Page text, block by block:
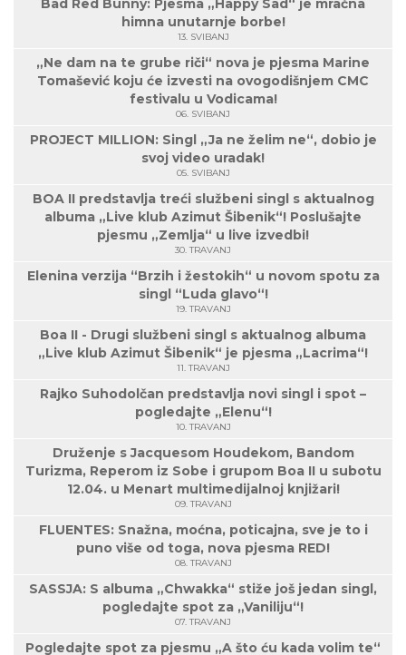
Bad Red Bunny: Pjesma „Happy Sad“ je mračna
himna unutarnje borbe!
13. SVIBANJ
„Ne dam na te grube riči“ nova je pjesma Marine
Tomašević koju će izvesti na ovogodišnjem CMC
festivalu u Vodicama!
06. SVIBANJ
PROJECT MILLION: Singl „Ja ne želim ne“, dobio je
svoj video uradak!
05. SVIBANJ
BOA II predstavlja treći službeni singl s aktualnog
albuma „Live klub Azimut Šibenik“! Poslušajte
pjesmu „Zemlja“ u live izvedbi!
30. TRAVANJ
Elenina verzija “Brzih i žestokih“ u novom spotu za
singl “Luda glavo“!
19. TRAVANJ
Boa II - Drugi službeni singl s aktualnog albuma
„Live klub Azimut Šibenik“ je pjesma „Lacrima“!
11. TRAVANJ
Rajko Suhodolčan predstavlja novi singl i spot –
pogledajte „Elenu“!
10. TRAVANJ
Druženje s Jacquesom Houdekom, Bandom
Turizma, Reperom iz Sobe i grupom Boa II u subotu
12.04. u Menart multimedijalnoj knjižari!
09. TRAVANJ
FLUENTES: Snažna, moćna, poticajna, sve je to i
puno više od toga, nova pjesma RED!
08. TRAVANJ
SASSJA: S albuma „Chwakka“ stiže još jedan singl,
pogledajte spot za „Vaniliju“!
07. TRAVANJ
Pogledajte spot za pjesmu „A što ću kada volim te“